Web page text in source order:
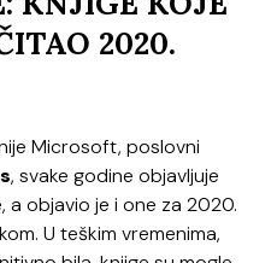
2020.
Microsoft, poslovni
, svake godine objavljuje
a objavio je i one za 2020.
U teškim vremenima,